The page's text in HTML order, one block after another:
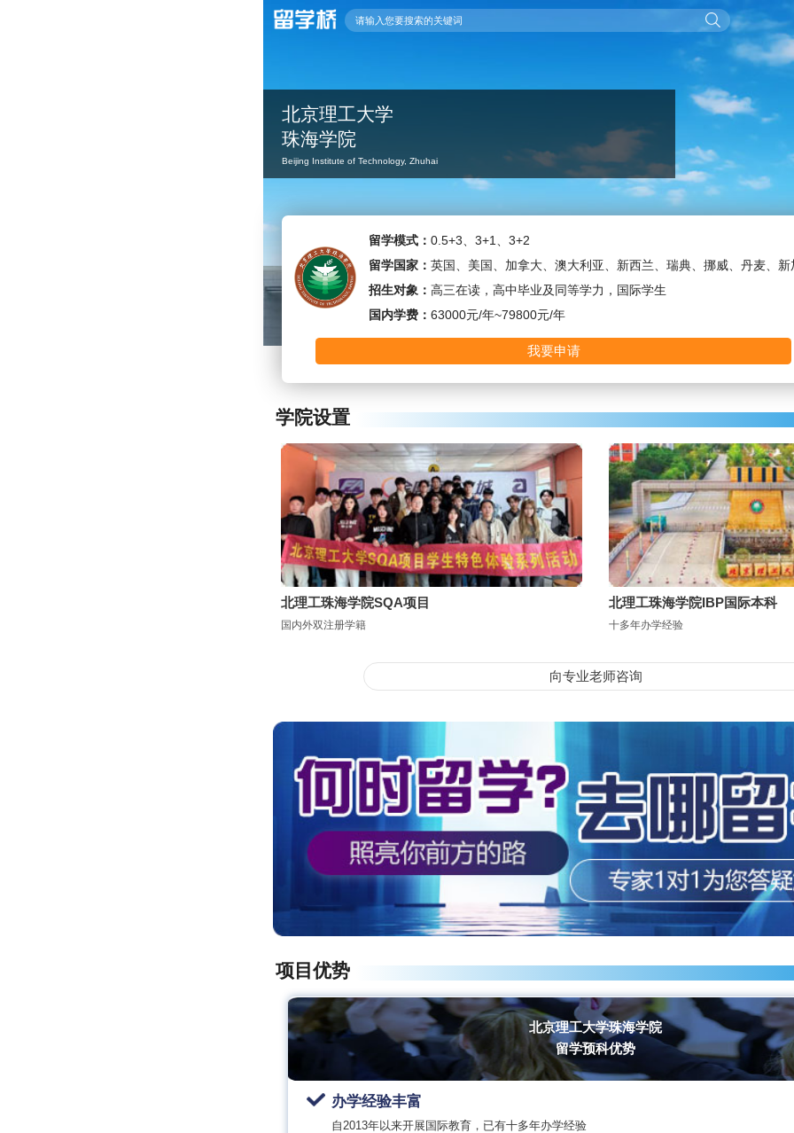
北京理工大学
珠海学院
Beijing Institute of Technology, Zhuhai
留学模式： 0.5+3、3+1、3+2
留学国家： 英国、美国、加拿大、澳大利亚、新西兰、瑞典、挪威、丹麦、新加坡
招生对象： 高三在读，高中毕业及同等学力，国际学生
国内学费： 63000元/年~79800元/年
我要申请
学院设置
北理工珠海学院SQA项目
国内外双注册学籍
北理工珠海学院IBP国际本科
十多年办学经验
向专业老师咨询
项目优势
北京理工大学珠海学院
留学预科优势
办学经验丰富
自2013年以来开展国际教育，已有十多年办学经验